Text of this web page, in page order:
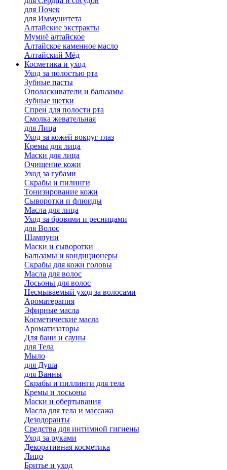
для Почек
для Иммунитета
Алтайские экстракты
Мумиё алтайское
Алтайское каменное масло
Алтайский Мёд
Косметика и уход
Уход за полостью рта
Зубные пасты
Ополаскиватели и бальзамы
Зубные щетки
Спреи для полости рта
Смолка жевательная
для Лица
Уход за кожей вокруг глаз
Кремы для лица
Маски для лица
Очищение кожи
Уход за губами
Скрабы и пилинги
Тонизирование кожи
Сыворотки и флюиды
Масла для лица
Уход за бровями и ресницами
для Волос
Шампуни
Маски и сыворотки
Бальзамы и кондиционеры
Скрабы для кожи головы
Масла для волос
Лосьоны для волос
Несмываемый уход за волосами
Ароматерапия
Эфирные масла
Косметические масла
Ароматизаторы
Для бани и сауны
для Тела
Мыло
для Душа
для Ванны
Скрабы и пиллинги для тела
Кремы и лосьоны
Маски и обертывания
Масла для тела и массажа
Дезодоранты
Средства для интимной гигиены
Уход за руками
Декоративная косметика
Лицо
Бритье и уход